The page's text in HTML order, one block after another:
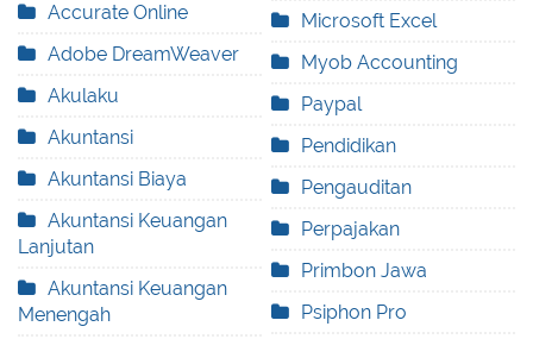
Accurate Online
Adobe DreamWeaver
Akulaku
Akuntansi
Akuntansi Biaya
Akuntansi Keuangan
Lanjutan
Akuntansi Keuangan
Menengah
Microsoft Excel
Myob Accounting
Paypal
Pendidikan
Pengauditan
Perpajakan
Primbon Jawa
Psiphon Pro